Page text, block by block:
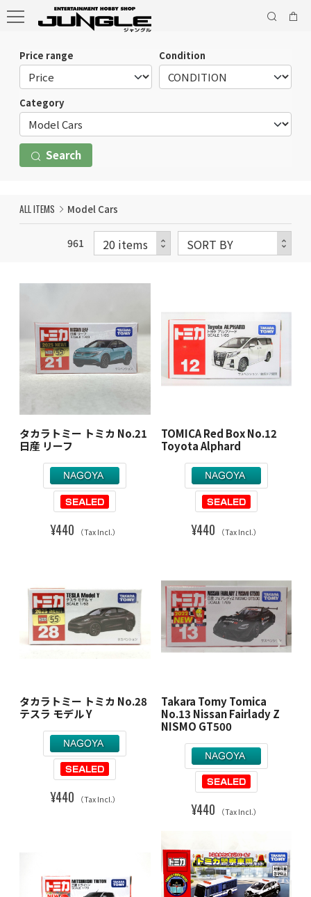
Price range Condition
Category
Search
ALL ITEMS Model Cars
961
タカラトミー トミカ No.21
日産 リーフ
¥440 （Tax Incl.）
TOMICA Red Box No.12
Toyota Alphard
¥440 （Tax Incl.）
タカラトミー トミカ No.28
テスラ モデル Y
¥440 （Tax Incl.）
Takara Tomy Tomica
No.13 Nissan Fairlady Z
NISMO GT500
¥440 （Tax Incl.）